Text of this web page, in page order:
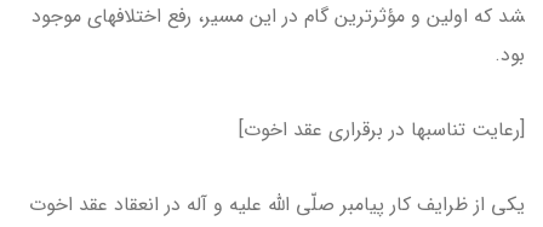
شد که اولین و مؤثرترین گام در این مسیر، رفع اختلاف­های موجود
بود.
[رعایت تناسب­ها در برقراری عقد اخوت]
یکی از ظرایف کار پیامبر صلّی الله علیه و آله در انعقاد عقد اخوت